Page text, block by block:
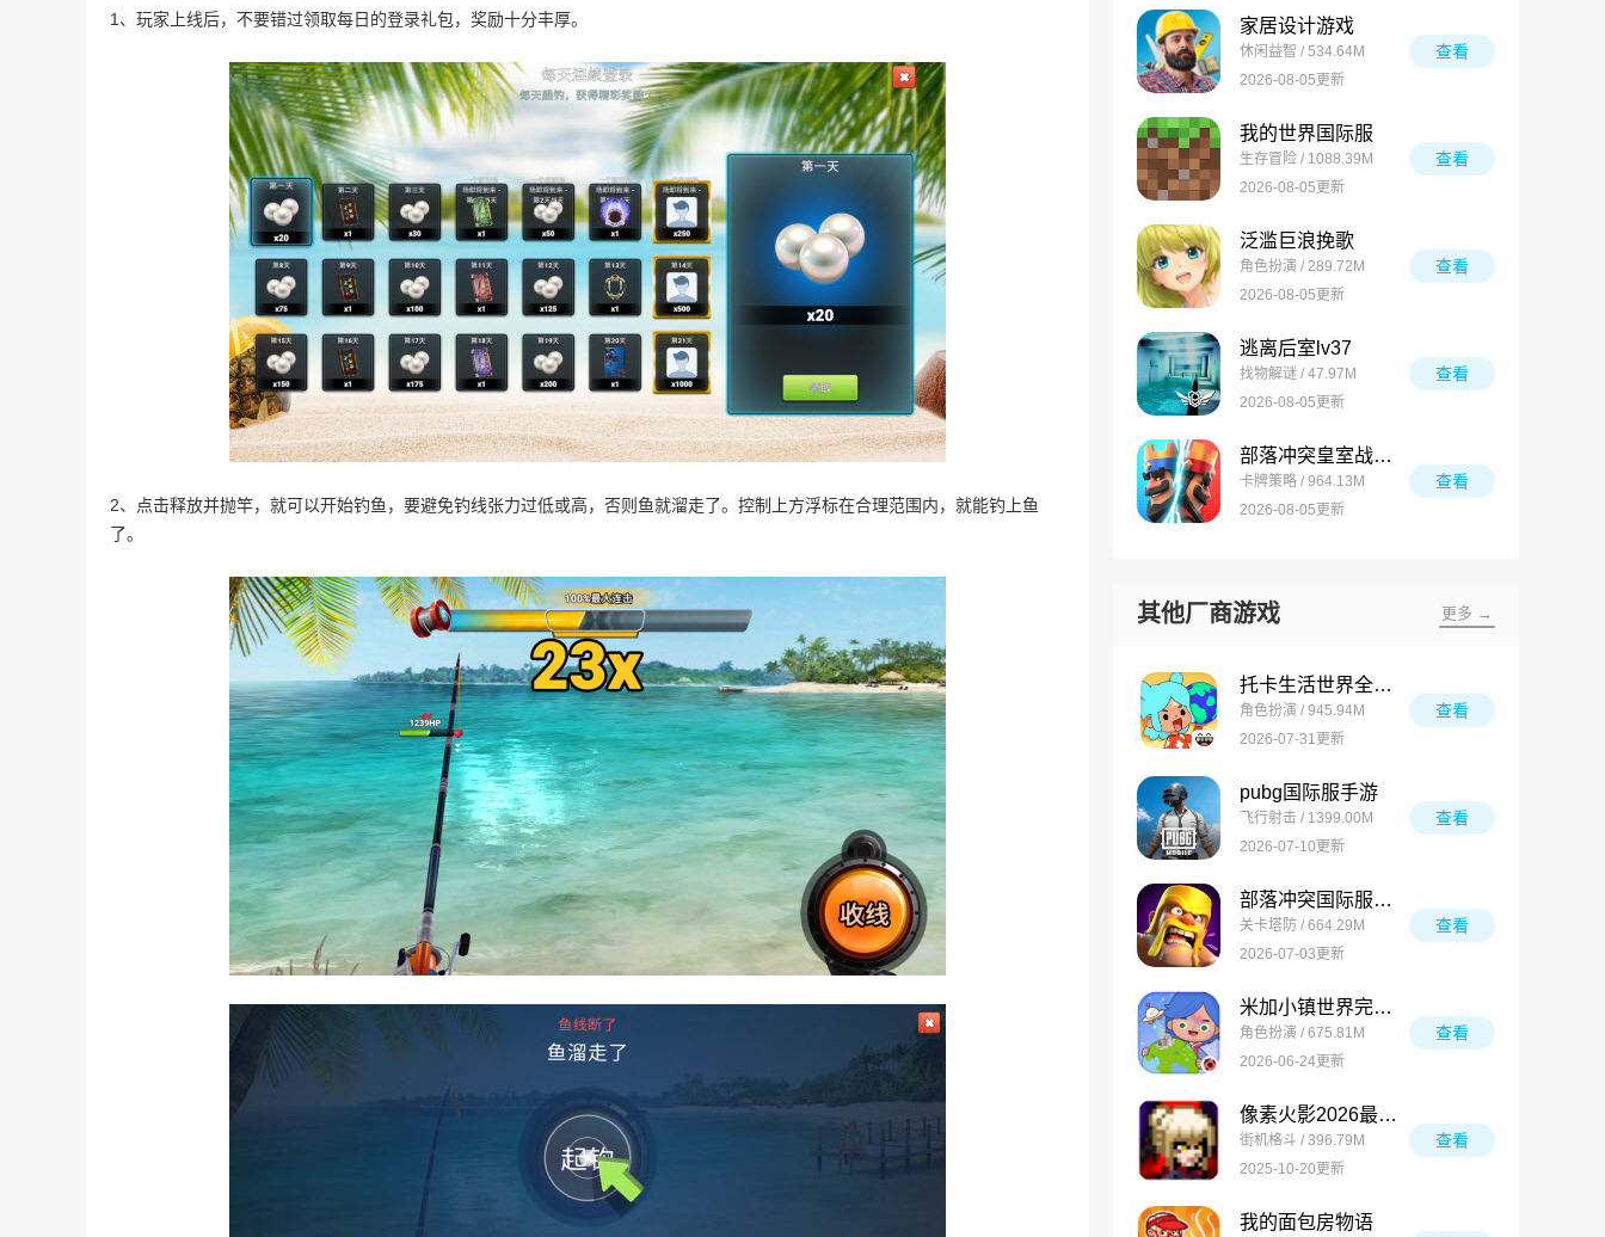
1、玩家上线后，不要错过领取每日的登录礼包，奖励十分丰厚。
2、点击释放并抛竿，就可以开始钓鱼，要避免钓线张力过低或高，否则鱼就溜走了。控制上方浮标在合理范围内，就能钓上鱼
了。
家居设计游戏
休闲益智 / 534.64M
2026-08-05更新
查看
我的世界国际服
生存冒险 / 1088.39M
2026-08-05更新
查看
泛滥巨浪挽歌
角色扮演 / 289.72M
2026-08-05更新
查看
逃离后室lv37
找物解谜 / 47.97M
2026-08-05更新
查看
部落冲突皇室战争国际服
卡牌策略 / 964.13M
2026-08-05更新
查看
其他厂商游戏 更多 →
托卡生活世界全解锁版
角色扮演 / 945.94M
2026-07-31更新
查看
pubg国际服手游
飞行射击 / 1399.00M
2026-07-10更新
查看
部落冲突国际服最新版
关卡塔防 / 664.29M
2026-07-03更新
查看
米加小镇世界完整版
角色扮演 / 675.81M
2026-06-24更新
查看
像素火影2026最新版
街机格斗 / 396.79M
2025-10-20更新
查看
我的面包房物语